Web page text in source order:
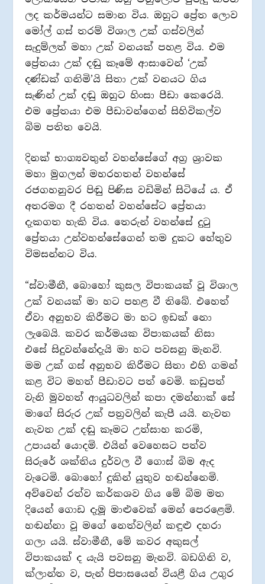
ලද කර්මයන්ට සමාන විය. ඔහුට ප්‍රේත ලොව
මෝල් ගස් තරම් විශාල උක් ගස්වලින්
සැදුම්ලත් මහා උක් වනයක් පහළ විය. එම
ප්‍රේතයා උක් දඬු කෑමේ ආසාවෙන් ‘උක්
දණ්ඩක් ගනිමි’යි සිතා උක් වනයට ගිය
සැණින් උක් දඬු ඔහුට හිංසා පීඩා කෙරෙයි.
එම ප්‍රේතයා එම පීඩාවන්ගෙන් සිහිවිකල්ව
බිම පතිත වෙයි.
දිනක් භාග්‍යවතුන් වහන්සේගේ අග්‍ර ශ්‍රාවක
මහා මුගලන් මහරහතන් වහන්සේ
රජගහනුවර පිඬු පිණිස වඩිමින් සිටියේ ය. ඒ
අතරමග දී රහතන් වහන්සේට ප්‍රේතයා
දැකගත හැකි විය. තෙරුන් වහන්සේ දුටු
ප්‍රේතයා උන්වහන්සේගෙන් තම දුකට හේතුව
විමසන්නට විය.
“ස්වාමීනී, බොහෝ කුසල විපාකයක් වූ විශාල
උක් වනයක් මා හට පහළ වී තිබේ. එහෙත්
ඒවා අනුභව කිරීමට මා හට ඉඩක් නො
ලැබෙයි. කවර කර්මයක විපාකයක් නිසා
එසේ සිදුවන්නේදැයි මා හට පවසනු මැනවි.
මම උක් ගස් අනුභව කිරීමට සිතා එහි ගමන්
කළ විට මහත් පීඩාවට පත් වෙමි. කඩුපත්
වැනි මුවහත් ආයුධවලින් කපා දමන්නාක් සේ
මාගේ සිරුර උක් පත්‍රවලින් කැපී යයි. නැවත
නැවත උක් දඬු කෑමට උත්සාහ කරමි,
උපායන් යොදමි. එයින් වෙහෙසට පත්ව
සිරුරේ ශක්තිය දුර්වල වී ගොස් බිම ඇද
වැටෙමි. බොහෝ දුකින් යුතුව හඬන්නෙමි.
අව්වෙන් රත්ව කර්කශව ගිය මේ බිම මත
දියෙන් ගොඩ දැමූ මාළුවෙක් මෙන් පෙරළෙමි.
හඬන්නා වූ මගේ නෙත්වලින් කඳුළු දහරා
ගලා යයි. ස්වාමීනී, මේ කවර අකුසල්
විපාකයක් ද යැයි පවසනු මැනවි. බඩගිනි ව,
ක්ලාන්ත ව, පැන් පිපාසයෙන් වියළී ගිය උගුර